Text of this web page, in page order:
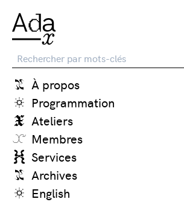
Recherche
À propos
Programmation
Ateliers
Membres
Services
Archives
English